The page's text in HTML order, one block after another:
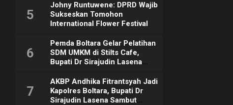
5
Johny Runtuwene: DPRD Wajib
Sukseskan Tomohon
International Flower Festival
6
Pemda Boltara Gelar Pelatihan
SDM UMKM di Stilts Cafe,
Bupati Dr Sirajudin Lasena
Dorong Ekonomi Daerah
7
AKBP Andhika Fitrantsyah Jadi
Kapolres Boltara, Bupati Dr
Sirajudin Lasena Sambut